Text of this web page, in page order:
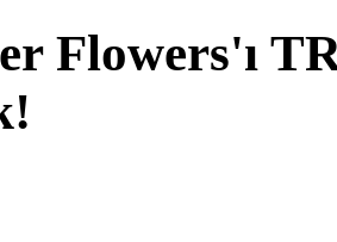
Flowers'ı